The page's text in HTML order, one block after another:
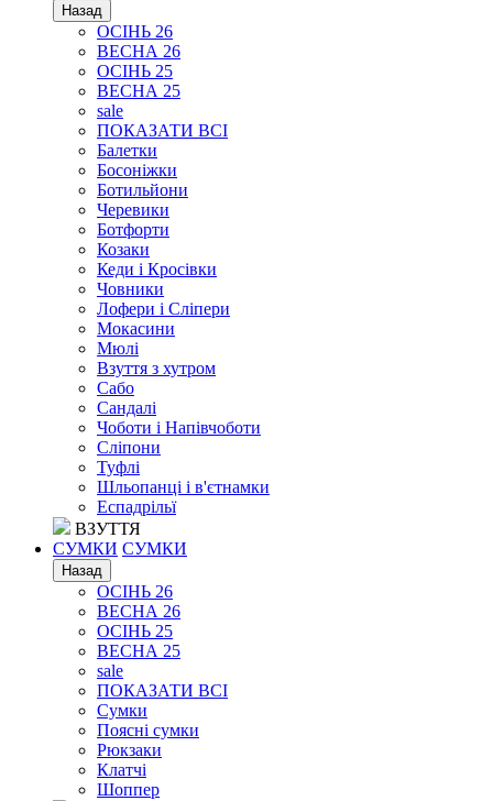
Назад
ОСІНЬ 26
ВЕСНА 26
ОСІНЬ 25
ВЕСНА 25
sale
ПОКАЗАТИ ВСІ
Балетки
Босоніжки
Ботильйони
Черевики
Ботфорти
Козаки
Кеди і Кросівки
Човники
Лофери і Сліпери
Мокасини
Мюлі
Взуття з хутром
Сабо
Сандалі
Чоботи і Напівчоботи
Сліпони
Туфлі
Шльопанці і в'єтнамки
Еспадрільї
ВЗУТТЯ
СУМКИ СУМКИ
Назад
ОСІНЬ 26
ВЕСНА 26
ОСІНЬ 25
ВЕСНА 25
sale
ПОКАЗАТИ ВСІ
Сумки
Поясні сумки
Рюкзаки
Клатчі
Шоппер